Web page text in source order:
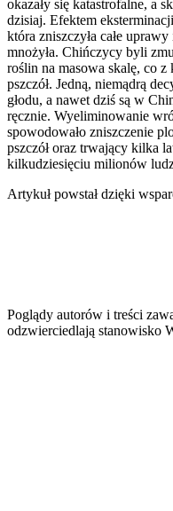
okazały się katastrofalne, a
dzisiaj. Efektem
która zniszczyła całe
mnożyła. Chińczycy byli
roślin na masowa skalę, co
pszczół. Jedną, niemądrą
głodu, a nawet dziś są w
ręcznie. Wyeliminowanie
spowodowało zniszczenie
pszczół oraz trwający kilka
kilkudziesięciu milionów
Artykuł powstał dzięki
Poglądy autorów i treści
odzwierciedlają stanowisko